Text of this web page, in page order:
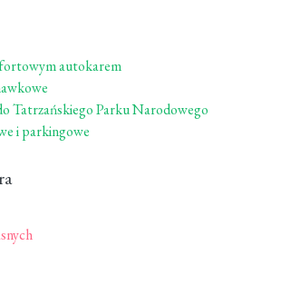
autokarem
Tatrzańskiego Parku Narodowego
i parkingowe